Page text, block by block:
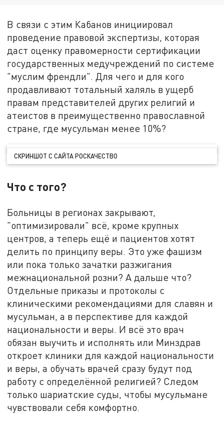
В связи с этим Кабанов инициировал
проведение правовой экспертизы, которая
даст оценку правомерности сертификации
государственных медучреждений по системе
"муслим френдли". Для чего и для кого
продавливают тотальный халяль в ущерб
правам представителей других религий и
атеистов в преимущественно православной
стране, где мусульман менее 10%?
СКРИНШОТ С САЙТА РОСКАЧЕСТВО
Что с того?
Больницы в регионах закрывают,
"оптимизировали" всё, кроме крупных
центров, а теперь ещё и пациентов хотят
делить по принципу веры. Это уже фашизм
или пока только зачатки разжигания
межнациональной розни? А дальше что?
Отдельные приказы и протоколы с
клиническими рекомендациями для славян и
мусульман, а в перспективе для каждой
национальности и веры. И всё это врач
обязан выучить и исполнять или Минздрав
откроет клиники для каждой национальности
и веры, а обучать врачей сразу будут под
работу с определённой религией? Следом
только шариатские суды, чтобы мусульмане
чувствовали себя комфортно.